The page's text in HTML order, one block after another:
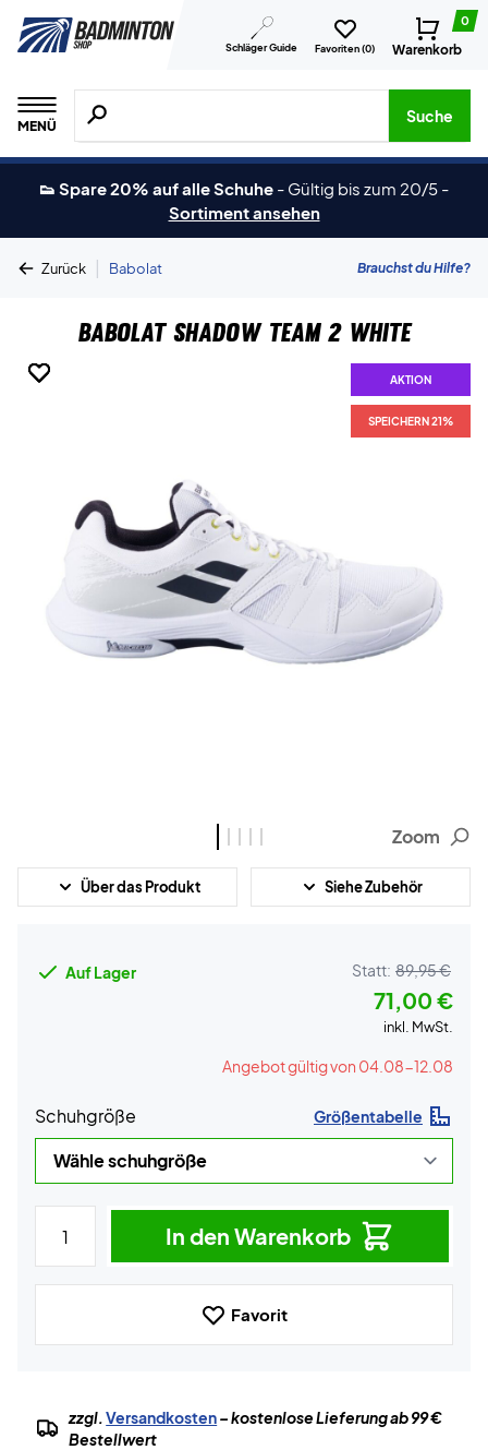
Schläger Guide Favoriten (0)
0
Warenkorb
MENÜ
Suche nach Produkten, Marken usw.
Suche
👟 Spare 20% auf alle Schuhe - Gültig bis zum 20/5 -
Sortiment ansehen
Zurück | Babolat Brauchst du Hilfe?
Babolat Shadow Team 2 White
AKTION
SPEICHERN 21%
AKTION
SPEICHERN 21%
AKTION
SPEICHERN 21%
AKTION
SPEICHERN 21%
AKTION
SPEICHERN 21%
Zoom
Über das Produkt Siehe Zubehör
Auf Lager Statt: 89,95 €
71,00 €
inkl. MwSt.
Angebot gültig von 04.08-12.08
Schuhgröße Größentabelle
In den Warenkorb
Favorit
zzgl.Versandkosten– kostenlose Lieferung ab 99 €
Bestellwert